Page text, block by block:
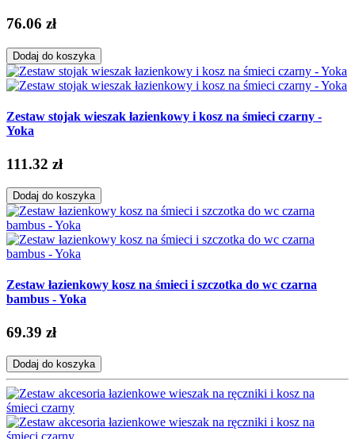
76.06 zł
Dodaj do koszyka
Zestaw stojak wieszak łazienkowy i kosz na śmieci czarny -
Yoka
111.32 zł
Dodaj do koszyka
Zestaw łazienkowy kosz na śmieci i szczotka do wc czarna
bambus - Yoka
69.39 zł
Dodaj do koszyka